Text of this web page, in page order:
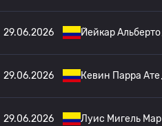
29.06.2026 Йейкар Альберто
29.06.2026 Кевин Парра Ате
29.06.2026 Луис Мигель Мар